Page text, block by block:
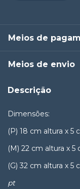
Meios de
Meios de envio
Descrição
Dimensões:
(P) 18 cm altura x 5
(M) 22 cm altura x
(G) 32 cm altura x 5
pt